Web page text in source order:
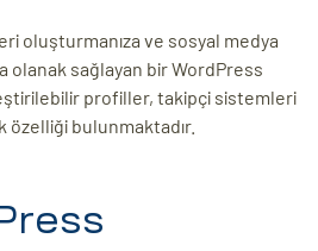
oluşturmanıza ve sosyal medya
olanak sağlayan bir WordPress
profiller, takipçi sistemleri
özelliği bulunmaktadır.